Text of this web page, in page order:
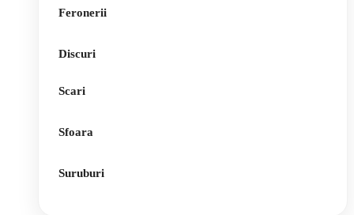
Feronerii
Discuri
Scari
Sfoara
Suruburi